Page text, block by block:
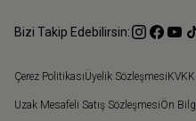
Bizi Takip Edebilirsin:
Çerez PolitikasıÜyelik Sözleşmesi
Uzak Mesafeli Satış SözleşmesiÖn